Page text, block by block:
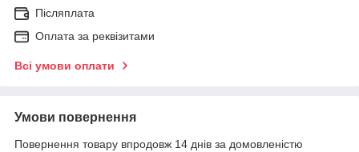
Післяплата
Оплата за реквізитами
Всі умови оплати
Умови повернення
Повернення товару впродовж 14 днів за домовленістю